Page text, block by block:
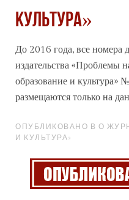
культура»
До 2016 года, все номера
издательства «Проблемы
образование и культура»
размещаются только на
ОПУБЛИКОВАНО В О
И КУЛЬТУРА»